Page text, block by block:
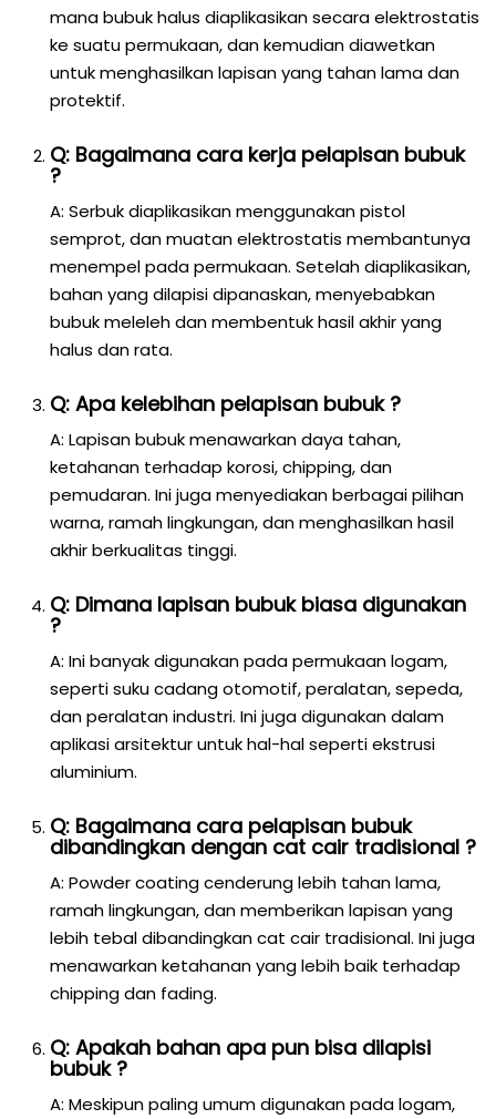
mana bubuk halus diaplikasikan secara elektrostatis
ke suatu permukaan, dan kemudian diawetkan
untuk menghasilkan lapisan yang tahan lama dan
protektif.
Q: Bagaimana cara kerja pelapisan bubuk
?
A: Serbuk diaplikasikan menggunakan pistol
semprot, dan muatan elektrostatis membantunya
menempel pada permukaan. Setelah diaplikasikan,
bahan yang dilapisi dipanaskan, menyebabkan
bubuk meleleh dan membentuk hasil akhir yang
halus dan rata.
Q: Apa kelebihan pelapisan bubuk ?
A: Lapisan bubuk menawarkan daya tahan,
ketahanan terhadap korosi, chipping, dan
pemudaran. Ini juga menyediakan berbagai pilihan
warna, ramah lingkungan, dan menghasilkan hasil
akhir berkualitas tinggi.
Q: Dimana lapisan bubuk biasa digunakan
?
A: Ini banyak digunakan pada permukaan logam,
seperti suku cadang otomotif, peralatan, sepeda,
dan peralatan industri. Ini juga digunakan dalam
aplikasi arsitektur untuk hal-hal seperti ekstrusi
aluminium.
Q: Bagaimana cara pelapisan bubuk
dibandingkan dengan cat cair tradisional ?
A: Powder coating cenderung lebih tahan lama,
ramah lingkungan, dan memberikan lapisan yang
lebih tebal dibandingkan cat cair tradisional. Ini juga
menawarkan ketahanan yang lebih baik terhadap
chipping dan fading.
Q: Apakah bahan apa pun bisa dilapisi
bubuk ?
A: Meskipun paling umum digunakan pada logam,